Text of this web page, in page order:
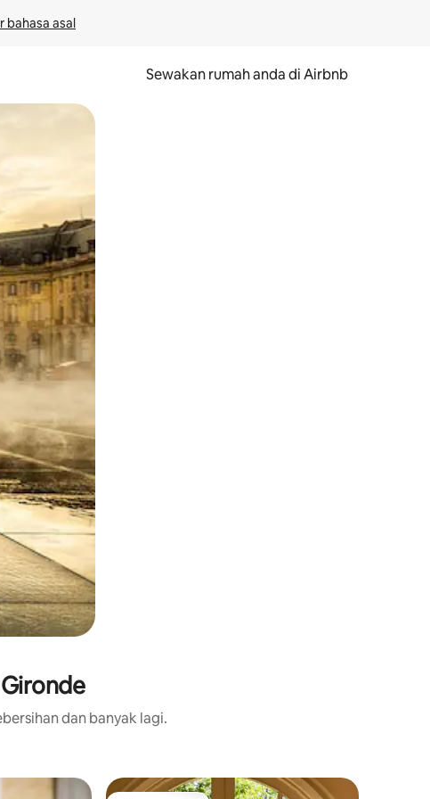
bahasa asal
Sewakan rumah anda di Airbnb
leret.
dan banyak lagi.